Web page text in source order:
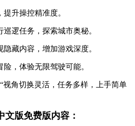
升操控精准度。
逻任务，探索城市奥秘。
藏内容，增加游戏深度。
，体验无限驾驶可能。
视角切换灵活，任务多样，上手简单
文版免费版内容：